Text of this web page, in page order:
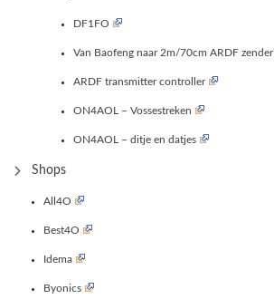
DF1FO
Van Baofeng naar 2m/70cm ARDF zender
ARDF transmitter controller
ON4AOL – Vossestreken
ON4AOL – ditje en datjes
Shops
All4O
Best4O
Idema
Byonics